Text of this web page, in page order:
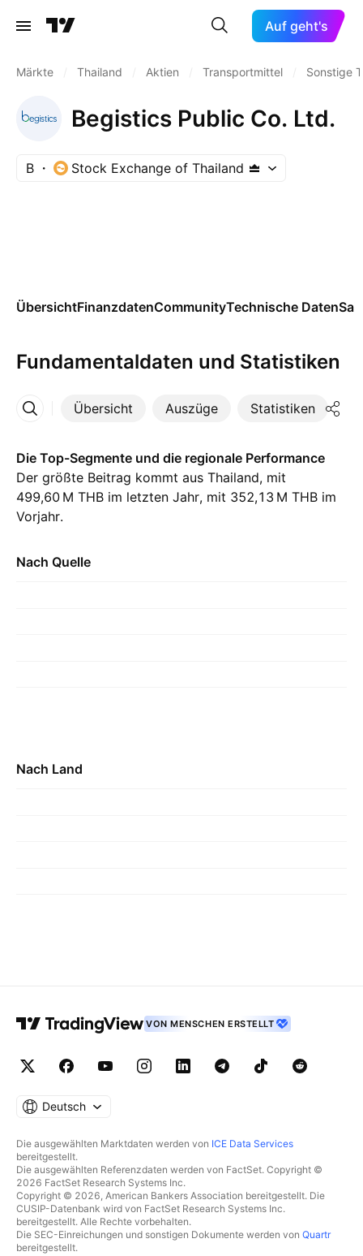
Auf geht's
Märkte Thailand Aktien Transportmittel Sonstige
Begistics Public Co. Ltd.
B Stock Exchange of Thailand
ÜbersichtFinanzdatenCommunityTechnische Daten
Fundamentaldaten und Statistiken
Übersicht Auszüge Statistiken
Mehr
Die Top-Segmente und die regionale Performance
Der größte Beitrag kommt aus Thailand, mit
‪499,60 M‬ THB im letzten Jahr, mit ‪352,13 M‬ THB im
Vorjahr.
Nach Quelle
Nach Land
VON MENSCHEN ERSTELLT
Deutsch
Die ausgewählten Marktdaten werden von ICE Data Services
bereitgestellt.
Die ausgewählten Referenzdaten werden von FactSet. Copyright ©
2026 FactSet Research Systems Inc.
Copyright © 2026, American Bankers Association bereitgestellt. Die
CUSIP-Datenbank wird von FactSet Research Systems Inc.
bereitgestellt. Alle Rechte vorbehalten.
Die SEC-Einreichungen und sonstigen Dokumente werden von Quartr
bereitgestellt.